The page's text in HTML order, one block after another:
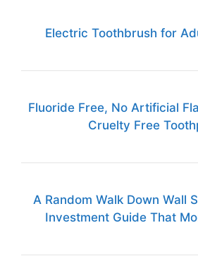
Electric Toothbrush for
Fluoride Free, No Artificial
Cruelty Free
A Random Walk Down Wall
Investment Guide That